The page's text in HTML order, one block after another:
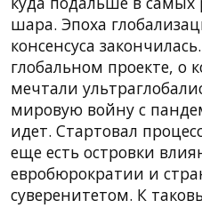
шара. Эпоха
консенсуса
глобальном проекте, о
мечтали
мировую войну с
идет. Стартовал
еще есть островки
евробюрократии и
суверенитетом. К